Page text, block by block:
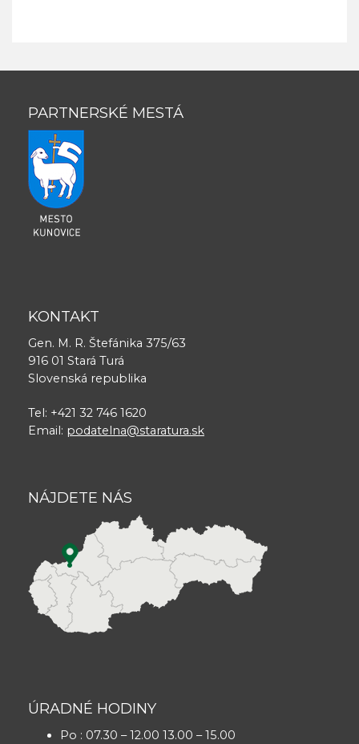
PARTNERSKÉ MESTÁ
KONTAKT
Gen. M. R. Štefánika 375/63
916 01 Stará Turá
Slovenská republika
Tel: +421 32 746 1620
Email: podatelna@staratura.sk
NÁJDETE NÁS
ÚRADNÉ HODINY
Po : 07.30 – 12.00 13.00 – 15.00